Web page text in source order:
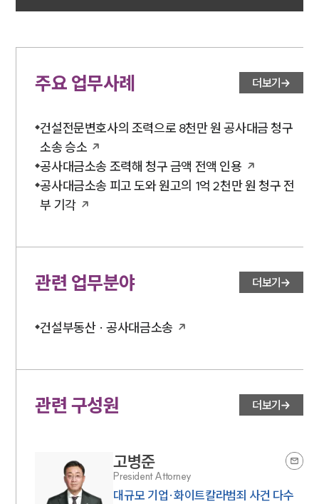
주요 업무사례 더보기
건설전문변호사의 조력으로 8천만 원 공사대금 청구
소송 승소
공사대금소송 조력해 청구 금액 전액 인용
공사대금소송 피고 도와 원고의 1억 2천만 원 청구 전
부 기각
관련 업무분야 더보기
건설부동산 · 공사대금소송
관련 구성원 더보기
고병준
President Attorney
대규모 기업·화이트칼라범죄 사건 다수